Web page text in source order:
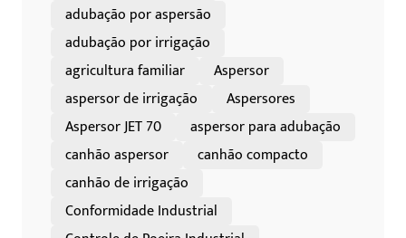
adubação por aspersão
adubação por irrigação
agricultura familiar
Aspersor
aspersor de irrigação
Aspersores
Aspersor JET 70
aspersor para adubação
canhão aspersor
canhão compacto
canhão de irrigação
Conformidade Industrial